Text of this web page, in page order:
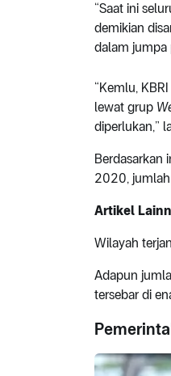
“Saat ini
demikian
dalam jumpa
“Kemlu,
lewat grup
diperlukan,”
Berdasarkan
2020, jumlah
Artikel
Wilayah
Adapun
tersebar di